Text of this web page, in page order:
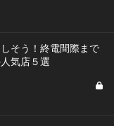
そう！終電間際まで
気店５選